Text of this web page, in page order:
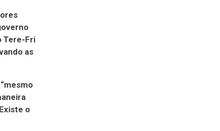
Tere-Fri
as
o